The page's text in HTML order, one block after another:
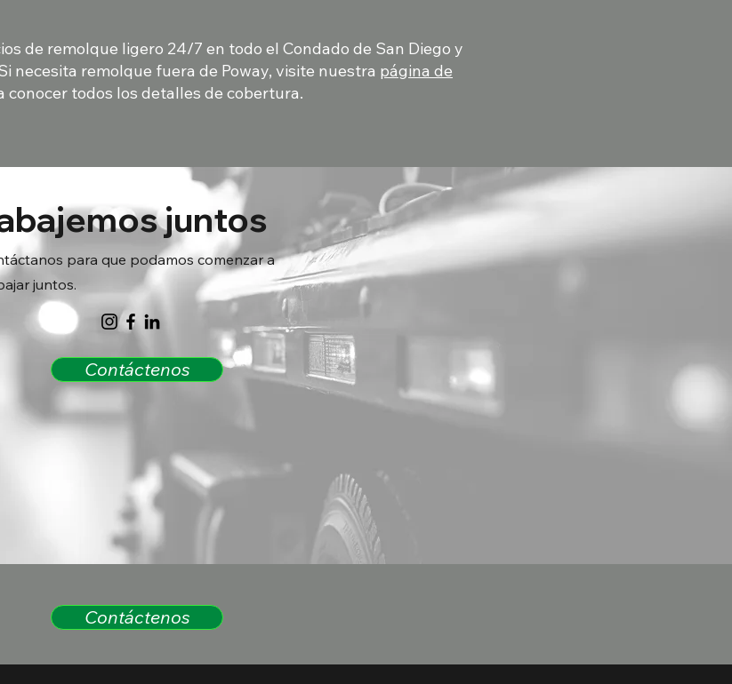
de remolque ligero 24/7 en todo el Condado de San Diego y
necesita remolque fuera de Poway, visite nuestra página de
conocer todos los detalles de cobertura.
juntos
para que podamos comenzar a
juntos.
Contáctenos
Contáctenos